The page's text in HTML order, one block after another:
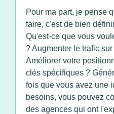
Pour ma part, je pense
faire, c'est de bien
Qu'est-ce que vous
? Augmenter le trafic
Améliorer votre
clés spécifiques ?
fois que vous avez une
besoins, vous pouvez
des agences qui ont